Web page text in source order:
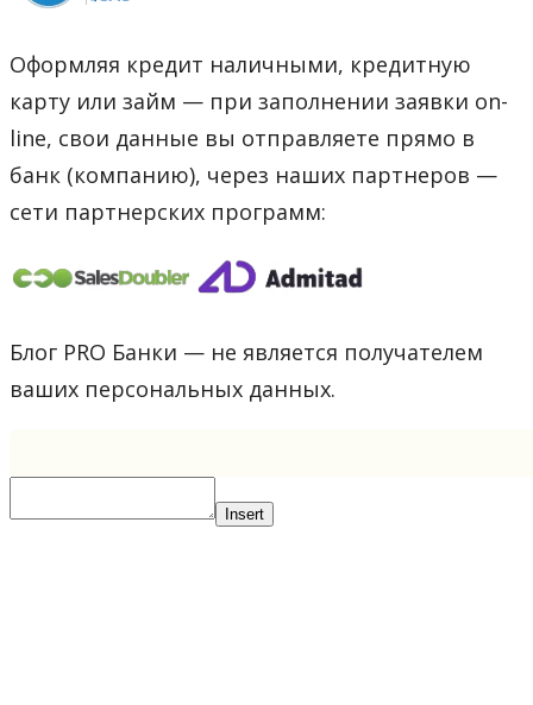
Оформляя кредит наличными, кредитную
карту или займ — при заполнении заявки on-
line, свои данные вы отправляете прямо в
банк (компанию), через наших партнеров —
сети партнерских программ:
Блог PRO Банки — не является получателем
ваших персональных данных.
Insert